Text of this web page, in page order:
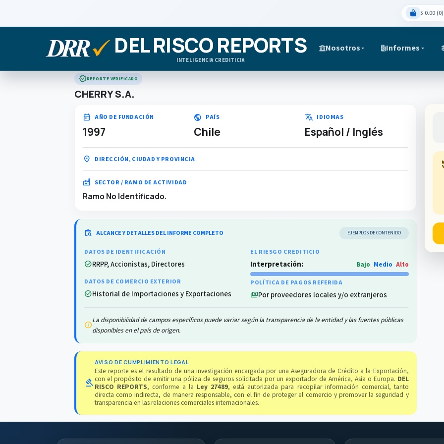
$ 0.00 (0)
DEL RISCO REPORTS
INTELIGENCIA CREDITICIA
Nosotros Informes
verifiedREPORTE VERIFICADO
CHERRY S.A.
calendar_month AÑO DE FUNDACIÓN
1997
public PAÍS
Chile
translate IDIOMAS
Español / Inglés
location_on DIRECCIÓN, CIUDAD Y PROVINCIA
factory SECTOR / RAMO DE ACTIVIDAD
Ramo No Identificado.
content_paste_search ALCANCE Y DETALLES DEL INFORME COMPLETO EJEMPLOS DE CONTENIDO
DATOS DE IDENTIFICACIÓN
check_circleRRPP, Accionistas, Directores
DATOS DE COMERCIO EXTERIOR
check_circleHistorial de Importaciones y Exportaciones
EL RIESGO CREDITICIO
Interpretación: Bajo Medio Alto
POLÍTICA DE PAGOS REFERIDA
paymentsPor proveedores locales y/o extranjeros
info
La disponibilidad de campos específicos puede variar según la transparencia de la entidad y las fuentes públicas
disponibles en el país de origen.
gavel
AVISO DE CUMPLIMIENTO LEGAL
Este reporte es el resultado de una investigación encargada por una Aseguradora de Crédito a la Exportación,
con el propósito de emitir una póliza de seguros solicitada por un exportador de América, Asia o Europa. DEL
RISCO REPORTS, conforme a la Ley 27489, está autorizada para recopilar información comercial, tanto
directa como indirecta, de manera responsable, con el fin de proteger el comercio y promover la seguridad y
transparencia en las relaciones comerciales internacionales.